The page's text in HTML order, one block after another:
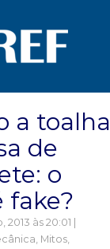
a toalha
de
o
fake?
às 20:01 |
, Mitos,